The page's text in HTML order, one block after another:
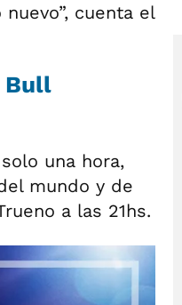
cuenta el
Bull
una hora,
mundo y de
a las 21hs.